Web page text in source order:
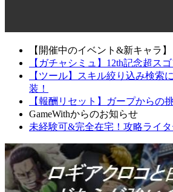
【開催中のイベント&新キャラ】
【ガチャシミュ】12th記念超ス
【ツール】スキル絞り込み検索
装！
【報酬リセット】ガープからの
GameWithからのお知らせ
未経験可&完全在宅！攻略ライタ